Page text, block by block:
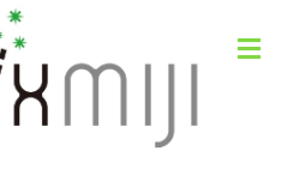
M
e